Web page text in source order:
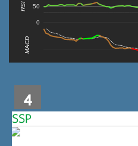
0
50
RSI
MACD
4
SSP